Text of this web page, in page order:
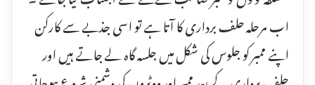
اب مرحلہ حلف برداری کا آتا ہے تو اسی جذبے سے کارکن
اپنے ممبر کو جلوس کی شکل میں جلسہ گاہ لے جاتے ہیں اور